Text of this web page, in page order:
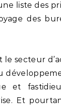
liste des
des
secteur
et
Et